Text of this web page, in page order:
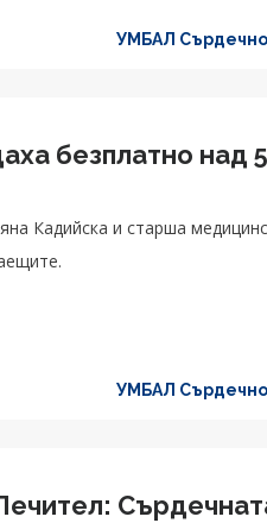
УМБАЛ
безплатно над
Кадийска и старша
УМБАЛ